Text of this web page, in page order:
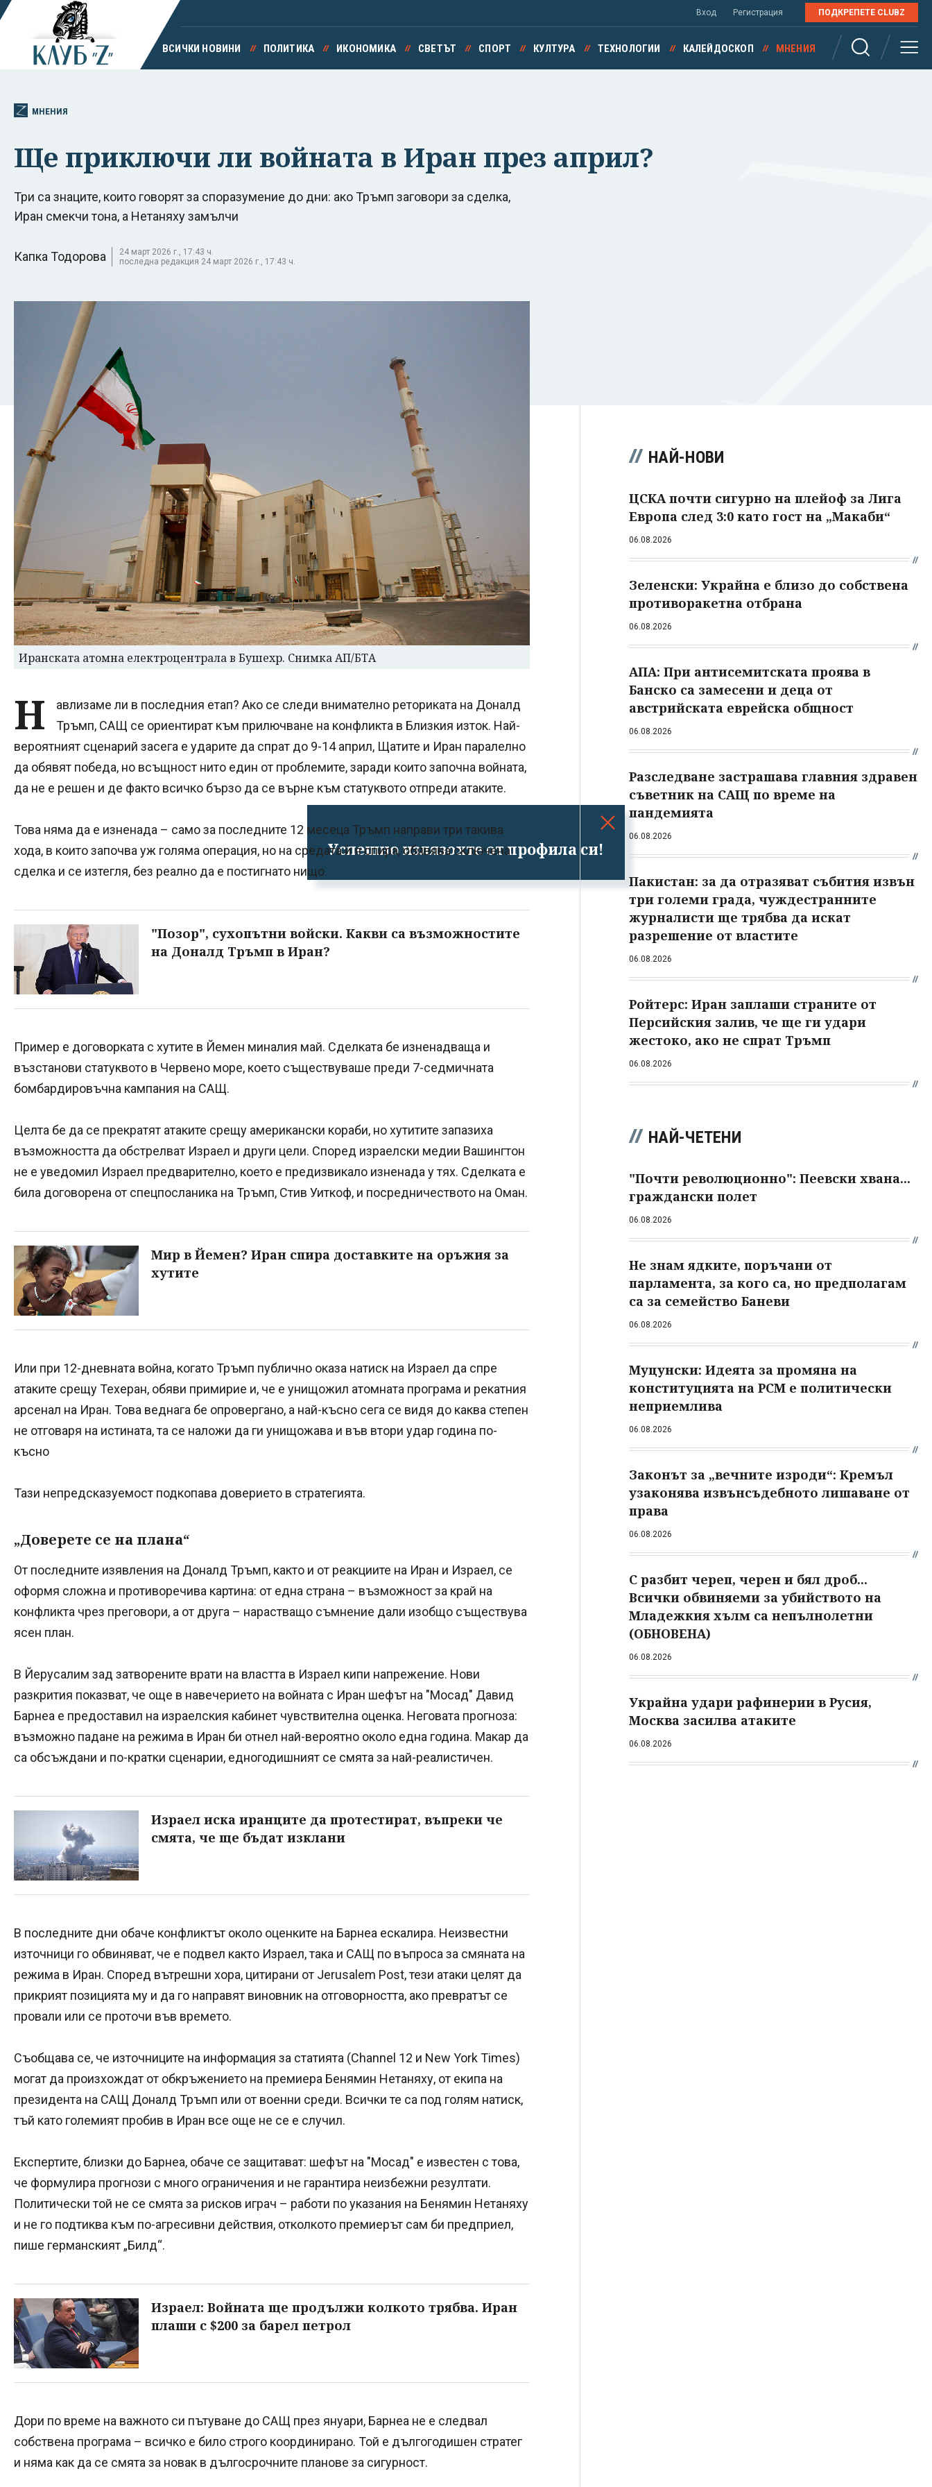
Успешно излязохте от профила си!
Вход Регистрация ПОДКРЕПЕТЕ CLUBZ
ВСИЧКИ НОВИНИ ПОЛИТИКА ИКОНОМИКА СВЕТЪТ СПОРТ КУЛТУРА ТЕХНОЛОГИИ КАЛЕЙДОСКОП МНЕНИЯ
МНЕНИЯ
Ще приключи ли войната в Иран през април?
Три са знаците, които говорят за споразумение до дни: ако Тръмп заговори за сделка,
Иран смекчи тона, а Нетаняху замълчи
Капка Тодорова
24 март 2026 г., 17:43 ч.
последна редакция 24 март 2026 г., 17:43 ч.
Иранската атомна електроцентрала в Бушехр. Снимка АП/БТА
Н
авлизаме ли в последния етап? Ако се следи внимателно реториката на Доналд
Тръмп, САЩ се ориентират към прилючване на конфликта в Близкия изток. Най-
вероятният сценарий засега е ударите да спрат до 9-14 април, Щатите и Иран паралелно
да обявят победа, но всъщност нито един от проблемите, заради които започна войната,
да не е решен и де факто всичко бързо да се върне към статуквото отпреди атаките.
Това няма да е изненада – само за последните 12 месеца Тръмп направи три такива
хода, в които започва уж голяма операция, но на средата ѝ я спира, обявява сключена
сделка и се изтегля, без реално да е постигнато нищо.
"Позор", сухопътни войски. Какви са възможностите
на Доналд Тръмп в Иран?
Пример е договорката с хутите в Йемен миналия май. Сделката бе изненадваща и
възстанови статуквото в Червено море, което съществуваше преди 7-седмичната
бомбардировъчна кампания на САЩ.
Целта бе да се прекратят атаките срещу американски кораби, но хутитите запазиха
възможността да обстрелват Израел и други цели. Според израелски медии Вашингтон
не е уведомил Израел предварително, което е предизвикало изненада у тях. Сделката е
била договорена от спецпосланика на Тръмп, Стив Уиткоф, и посредничеството на Оман.
Мир в Йемен? Иран спира доставките на оръжия за
хутите
Или при 12-дневната война, когато Тръмп публично оказа натиск на Израел да спре
атаките срещу Техеран, обяви примирие и, че е унищожил атомната програма и рекатния
арсенал на Иран. Това веднага бе опровергано, а най-късно сега се видя до каква степен
не отговаря на истината, та се наложи да ги унищожава и във втори удар година по-
късно
Тази непредсказуемост подкопава доверието в стратегията.
„Доверете се на плана“
От последните изявления на Доналд Тръмп, както и от реакциите на Иран и Израел, се
оформя сложна и противоречива картина: от една страна – възможност за край на
конфликта чрез преговори, а от друга – нарастващо съмнение дали изобщо съществува
ясен план.
В Йерусалим зад затворените врати на властта в Израел кипи напрежение. Нови
разкрития показват, че още в навечерието на войната с Иран шефът на "Мосад" Давид
Барнеа е предоставил на израелския кабинет чувствителна оценка. Неговата прогноза:
възможно падане на режима в Иран би отнел най-вероятно около една година. Макар да
са обсъждани и по-кратки сценарии, едногодишният се смята за най-реалистичен.
Израел иска иранците да протестират, въпреки че
смята, че ще бъдат изклани
В последните дни обаче конфликтът около оценките на Барнеа ескалира. Неизвестни
източници го обвиняват, че е подвел както Израел, така и САЩ по въпроса за смяната на
режима в Иран. Според вътрешни хора, цитирани от Jerusalem Post, тези атаки целят да
прикрият позицията му и да го направят виновник на отговорността, ако превратът се
провали или се проточи във времето.
Съобщава се, че източниците на информация за статията (Channel 12 и New York Times)
могат да произхождат от обкръжението на премиера Бенямин Нетаняху, от екипа на
президента на САЩ Доналд Тръмп или от военни среди. Всички те са под голям натиск,
тъй като големият пробив в Иран все още не се е случил.
Експертите, близки до Барнеа, обаче се защитават: шефът на "Мосад" е известен с това,
че формулира прогнози с много ограничения и не гарантира неизбежни резултати.
Политически той не се смята за рисков играч – работи по указания на Бенямин Нетаняху
и не го подтиква към по-агресивни действия, отколкото премиерът сам би предприел,
пише германският „Билд“.
Израел: Войната ще продължи колкото трябва. Иран
плаши с $200 за барел петрол
Дори по време на важното си пътуване до САЩ през януари, Барнеа не е следвал
собствена програма – всичко е било строго координирано. Той е дългогодишен стратег
и няма как да се смята за новак в дългосрочните планове за сигурност.
НАЙ-НОВИ
ЦСКА почти сигурно на плейоф за Лига
Европа след 3:0 като гост на „Макаби“
06.08.2026
Зеленски: Украйна е близо до собствена
противоракетна отбрана
06.08.2026
АПА: При антисемитската проява в
Банско са замесени и деца от
австрийската еврейска общност
06.08.2026
Разследване застрашава главния здравен
съветник на САЩ по време на
пандемията
06.08.2026
Пакистан: за да отразяват събития извън
три големи града, чуждестранните
журналисти ще трябва да искат
разрешение от властите
06.08.2026
Ройтерс: Иран заплаши страните от
Персийския залив, че ще ги удари
жестоко, ако не спрат Тръмп
06.08.2026
НАЙ-ЧЕТЕНИ
"Почти революционно": Пеевски хвана...
граждански полет
06.08.2026
Не знам ядките, поръчани от
парламента, за кого са, но предполагам
са за семейство Баневи
06.08.2026
Муцунски: Идеята за промяна на
конституцията на РСМ е политически
неприемлива
06.08.2026
Законът за „вечните изроди“: Кремъл
узаконява извънсъдебното лишаване от
права
06.08.2026
С разбит череп, черен и бял дроб...
Всички обвиняеми за убийството на
Младежкия хълм са непълнолетни
(ОБНОВЕНА)
06.08.2026
Украйна удари рафинерии в Русия,
Москва засилва атаките
06.08.2026